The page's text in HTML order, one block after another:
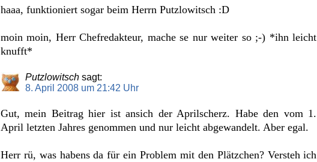
haaa, funktioniert sogar beim Herrn Putzlowitsch :D
moin moin, Herr Chefredakteur, mache se nur weiter so ;-) *ihn lеісht
knufft*
Putzlowitsch sagt:
8. April 2008 um 21:42 Uhr
Gut, mein Beitrag hier ist ansich der Aprilscherz. Habe den vom 1.
April letzten Jahres genommen und nur lеісht abgewandelt. Aber egal.
Herr rü, was habens da für ein Problem mit den Plätzchen? Versteh ich